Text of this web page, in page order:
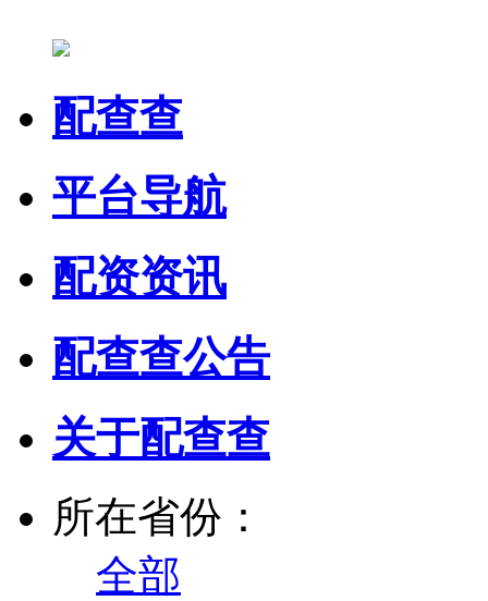
配查查
平台导航
配资资讯
配查查公告
关于配查查
所在省份：
全部